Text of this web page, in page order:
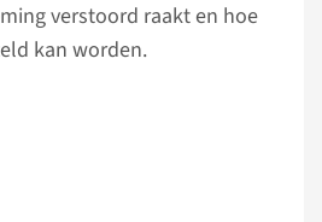
verstoord raakt en hoe
kan worden.